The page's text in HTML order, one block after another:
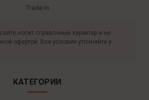
Trade-In
носит справочный характер и не
офертой. Все условия уточняйте у
КАТЕГОРИИ